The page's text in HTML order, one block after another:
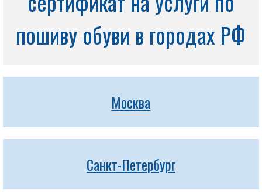
пошиву обуви в городах РФ
Москва
Санкт-Петербург